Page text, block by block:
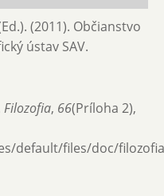
(2011). Občianstvo
ústav SAV.
Filozofia, 66(Príloha 2),
default/files/doc/